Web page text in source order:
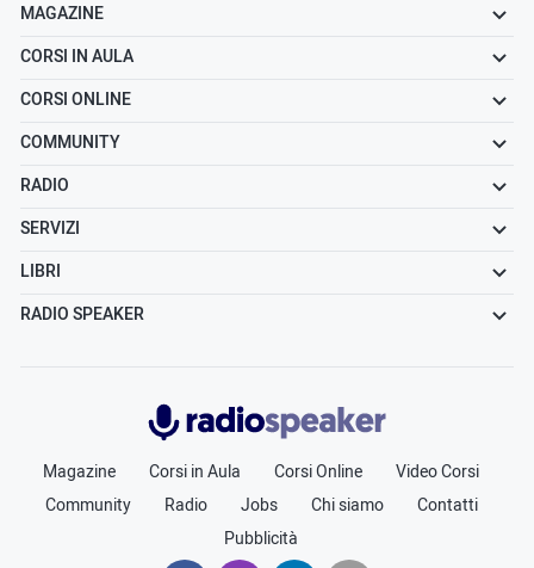
MAGAZINE
CORSI IN AULA
CORSI ONLINE
COMMUNITY
RADIO
SERVIZI
LIBRI
RADIO SPEAKER
Radiospeaker.it
Magazine Corsi in Aula Corsi Online
Video Corsi
Community
Radio Jobs Chi siamo
Contatti
Pubblicità